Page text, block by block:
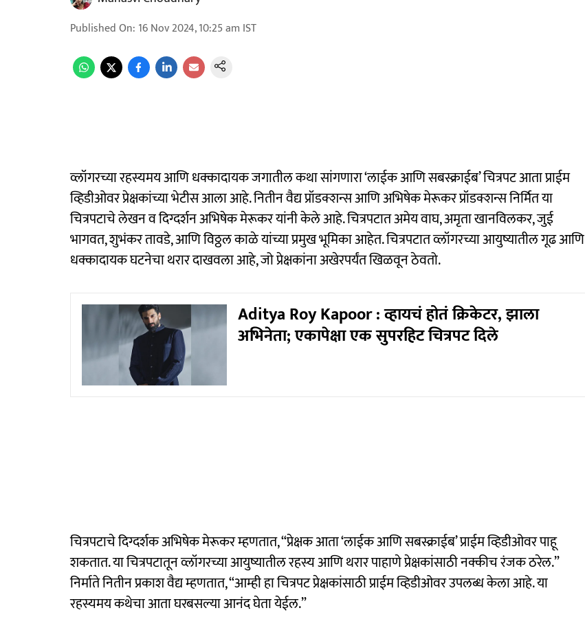
Published On: 16 Nov 2024, 10:25 am IST
व्लॉगरच्या रहस्यमय आणि धक्कादायक जगातील कथा सांगणारा ‘लाईक आणि सबस्क्राईब’ चित्रपट आता प्राईम
व्हिडीओवर प्रेक्षकांच्या भेटीस आला आहे. नितीन वैद्य प्रॉडक्शन्स आणि अभिषेक मेरूकर प्रॉडक्शन्स निर्मित या
चित्रपटाचे लेखन व दिग्दर्शन अभिषेक मेरूकर यांनी केले आहे. चित्रपटात अमेय वाघ, अमृता खानविलकर, जुई
भागवत, शुभंकर तावडे, आणि विठ्ठल काळे यांच्या प्रमुख भूमिका आहेत. चित्रपटात व्लॉगरच्या आयुष्यातील गूढ आणि
धक्कादायक घटनेचा थरार दाखवला आहे, जो प्रेक्षकांना अखेरपर्यंत खिळवून ठेवतो.
Aditya Roy Kapoor : व्हायचं होतं क्रिकेटर, झाला
अभिनेता; एकापेक्षा एक सुपरहिट चित्रपट दिले
चित्रपटाचे दिग्दर्शक अभिषेक मेरूकर म्हणतात, “प्रेक्षक आता ‘लाईक आणि सबस्क्राईब’ प्राईम व्हिडीओवर पाहू
शकतात. या चित्रपटातून व्लॉगरच्या आयुष्यातील रहस्य आणि थरार पाहाणे प्रेक्षकांसाठी नक्कीच रंजक ठरेल.”
निर्माते नितीन प्रकाश वैद्य म्हणतात, “आम्ही हा चित्रपट प्रेक्षकांसाठी प्राईम व्हिडीओवर उपलब्ध केला आहे. या
रहस्यमय कथेचा आता घरबसल्या आनंद घेता येईल.”